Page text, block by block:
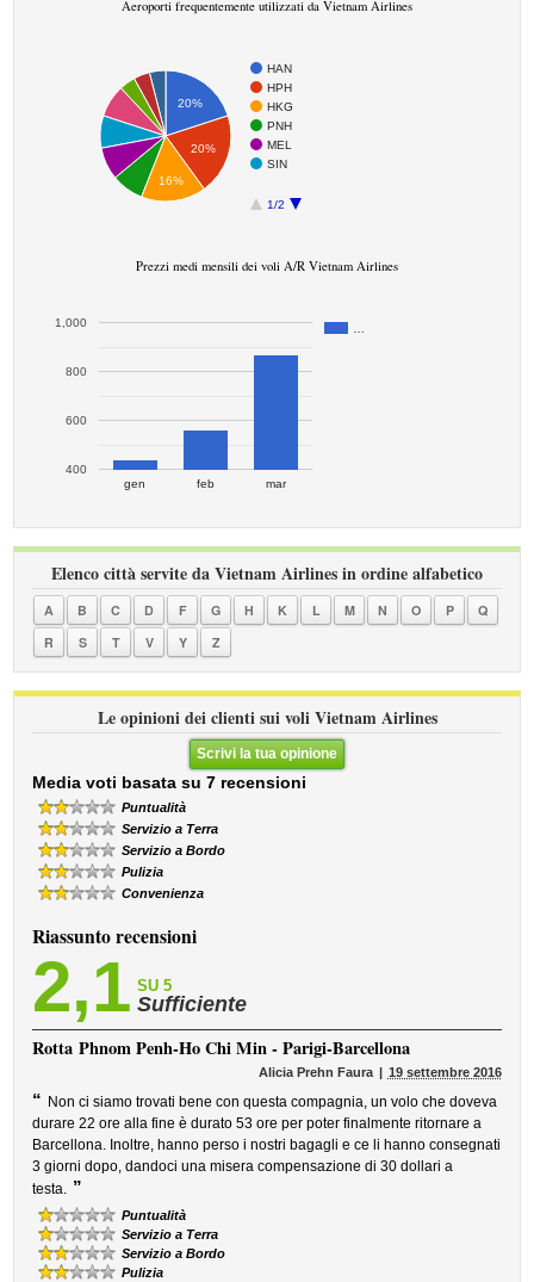
Aeroporti frequentemente utilizzati da Vietnam Airlines
HAN
HPH
HKG
PNH
MEL
SIN
1/2
20%
20%
16%
Prezzi medi mensili dei voli A/R Vietnam Airlines
gen feb mar
400
600
800
1,000
Elenco città servite da Vietnam Airlines in ordine alfabetico
A B C D F G H K L M N O P
Q
R
S T V Y Z
Le opinioni dei clienti sui voli Vietnam Airlines
Scrivi la tua opinione
Media voti basata su 7 recensioni
Puntualità
Servizio a Terra
Servizio a Bordo
Pulizia
Convenienza
Riassunto recensioni
2,1 SU 5
Sufficiente
RottaPhnom Penh-Ho Chi Min - Parigi-Barcellona
Alicia Prehn Faura 19 settembre 2016
“ Non ci siamo trovati bene con questa compagnia, un volo che doveva
durare 22 ore alla fine è durato 53 ore per poter finalmente ritornare a
Barcellona. Inoltre, hanno perso i nostri bagagli e ce li hanno consegnati
3 giorni dopo, dandoci una misera compensazione di 30 dollari a
testa. ”
Puntualità
Servizio a Terra
Servizio a Bordo
Pulizia